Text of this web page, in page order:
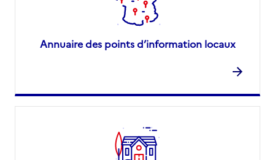
Annuaire des points d’information locaux